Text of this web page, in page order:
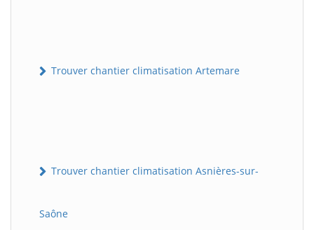
Trouver chantier climatisation Artemare
Trouver chantier climatisation Asnières-sur-
Saône